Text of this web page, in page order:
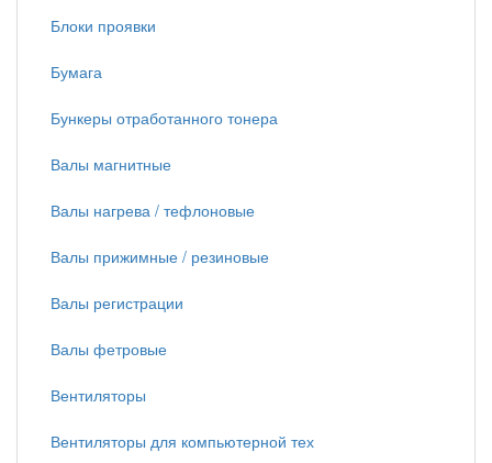
Блоки проявки
Бумага
Бункеры отработанного тонера
Валы магнитные
Валы нагрева / тефлоновые
Валы прижимные / резиновые
Валы регистрации
Валы фетровые
Вентиляторы
Вентиляторы для компьютерной тех